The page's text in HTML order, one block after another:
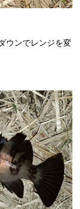
ウンでレンジを変